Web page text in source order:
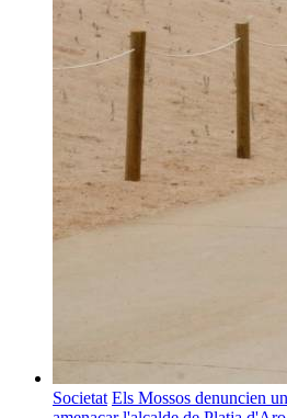
Societat Els Mossos denuncien